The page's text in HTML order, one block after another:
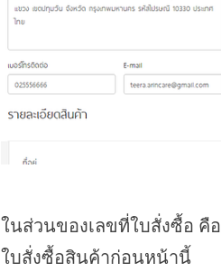
ในส่วนของเลขที่ใบสั่งซื้อ คื
ใบสั่งซื้อสินค้าก่อนหน้านี้